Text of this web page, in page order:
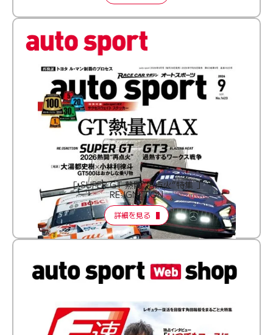
［ SUPER GT 熱闘“再点火”特集 ］
RE:IGNITION
詳細を見る